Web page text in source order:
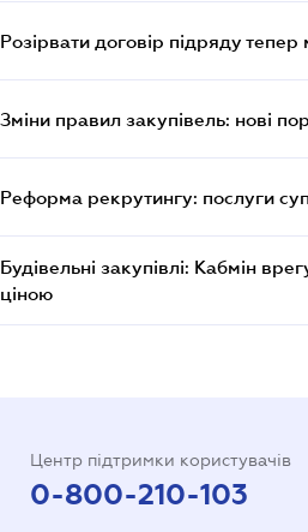
Розірвати договір підряду
Зміни правил закупівель: нові
Реформа рекрутингу: послуги
Будівельні закупівлі: Кабмін
ціною
Центр підтримки користувачів
0-800-210-103